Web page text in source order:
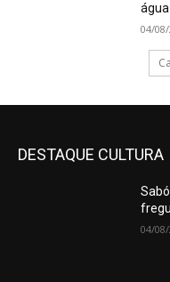
04/
DESTAQUE CULTURA
04/